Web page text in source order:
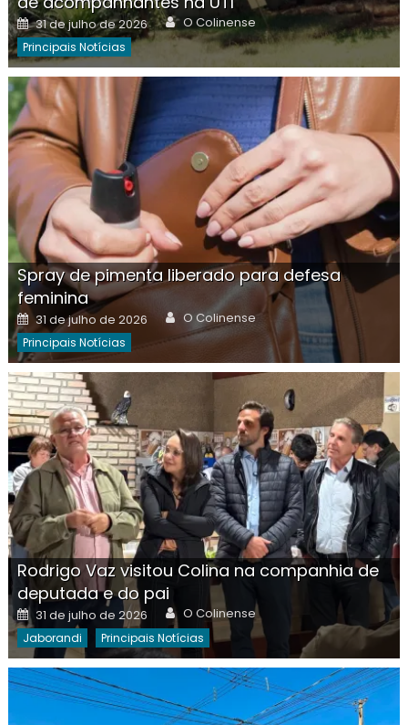
Posted
on
31 de julho de 2026 Author
O Colinense
Principais Notícias
Spray de pimenta liberado para defesa
feminina
Posted
on
31 de julho de 2026 Author
O Colinense
Principais Notícias
Rodrigo Vaz visitou Colina na companhia de
deputada e do pai
Posted
on
31 de julho de 2026 Author
O Colinense
Jaborandi Principais Notícias